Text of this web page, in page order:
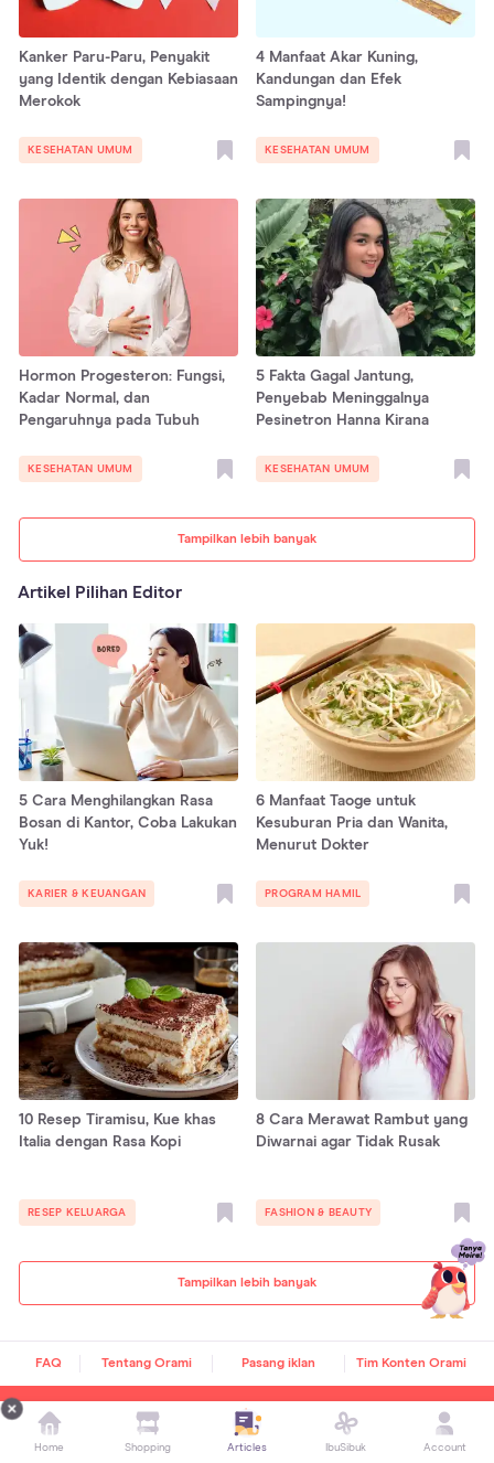
Tampilkan lebih banyak
Kanker Paru-Paru, Penyakit
yang Identik dengan Kebiasaan
Merokok
KESEHATAN UMUM
4 Manfaat Akar Kuning,
Kandungan dan Efek
Sampingnya!
KESEHATAN UMUM
Hormon Progesteron: Fungsi,
Kadar Normal, dan
Pengaruhnya pada Tubuh
KESEHATAN UMUM
5 Fakta Gagal Jantung,
Penyebab Meninggalnya
Pesinetron Hanna Kirana
KESEHATAN UMUM
Artikel Pilihan Editor
Tampilkan lebih banyak
5 Cara Menghilangkan Rasa
Bosan di Kantor, Coba Lakukan
Yuk!
KARIER & KEUANGAN
6 Manfaat Taoge untuk
Kesuburan Pria dan Wanita,
Menurut Dokter
PROGRAM HAMIL
10 Resep Tiramisu, Kue khas
Italia dengan Rasa Kopi
RESEP KELUARGA
8 Cara Merawat Rambut yang
Diwarnai agar Tidak Rusak
FASHION & BEAUTY
FAQ Tentang Orami Pasang iklan Tim Konten Orami
FOLLOW US
Home Shopping Articles IbuSibuk Account